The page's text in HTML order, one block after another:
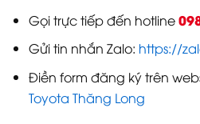
Gọi trực tiếp đến hotline
Gửi tin nhắn Zalo: https://
Điền form đăng ký trên
Toyota Thăng Long